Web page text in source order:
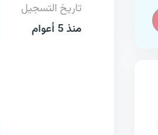
تاريخ التسجيل
منذ 5 أعوام